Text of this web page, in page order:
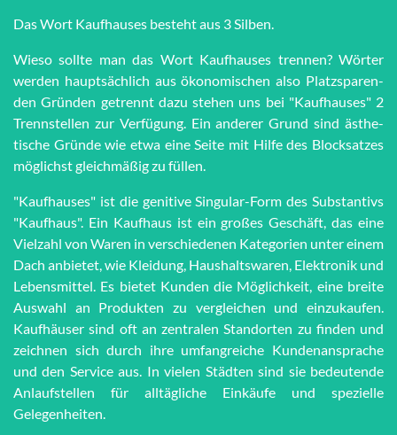
Das Wort Kauf­hau­ses besteht aus 3 Silben.
Wieso sollte man das Wort Kauf­hau­ses trennen? Wörter
werden haupt­sächlich aus öko­no­mi­schen also Platz­spar­en­
den Grün­den getrennt dazu stehen uns bei "Kauf­hau­ses" 2
Trenn­stel­len zur Ver­fü­gung. Ein anderer Grund sind äs­the­
tische Grün­de wie et­wa eine Seite mit Hilfe des Block­satzes
möglichst gleich­mä­ßig zu füllen.
"Kaufhauses" ist die genitive Singular-Form des Substantivs
"Kaufhaus". Ein Kaufhaus ist ein großes Geschäft, das eine
Vielzahl von Waren in verschiedenen Kategorien unter einem
Dach anbietet, wie Kleidung, Haushaltswaren, Elektronik und
Lebensmittel. Es bietet Kunden die Möglichkeit, eine breite
Auswahl an Produkten zu vergleichen und einzukaufen.
Kaufhäuser sind oft an zentralen Standorten zu finden und
zeichnen sich durch ihre umfangreiche Kundenansprache
und den Service aus. In vielen Städten sind sie bedeutende
Anlaufstellen für alltägliche Einkäufe und spezielle
Gelegenheiten.